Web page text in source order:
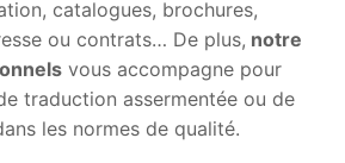
catalogues, brochures,
ou contrats… De plus, notre
vous accompagne pour
traduction assermentée ou de
les normes de qualité.